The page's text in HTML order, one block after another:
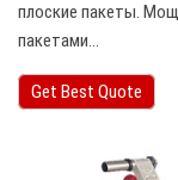
плоские пакеты.
пакетами…
Get Best Quote